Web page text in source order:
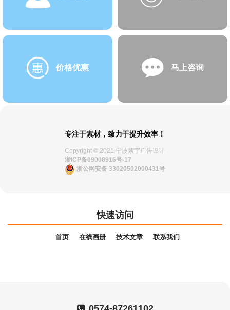
价格优惠 马上咨询
专注于素材，致力于提升效率！
Copyright © 2021 宁波紫宇广告设计
浙ICP备09008916号-17
浙公网安备 33020502000431号
快速访问
首页 在线画册 技术文章 联系我们